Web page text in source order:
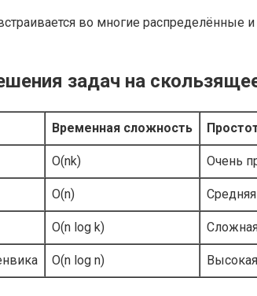
во многие
задач на
Временная сложность
O(nk) Очень
O(n) Средняя
O(n log k)
O(n log n) Высокая